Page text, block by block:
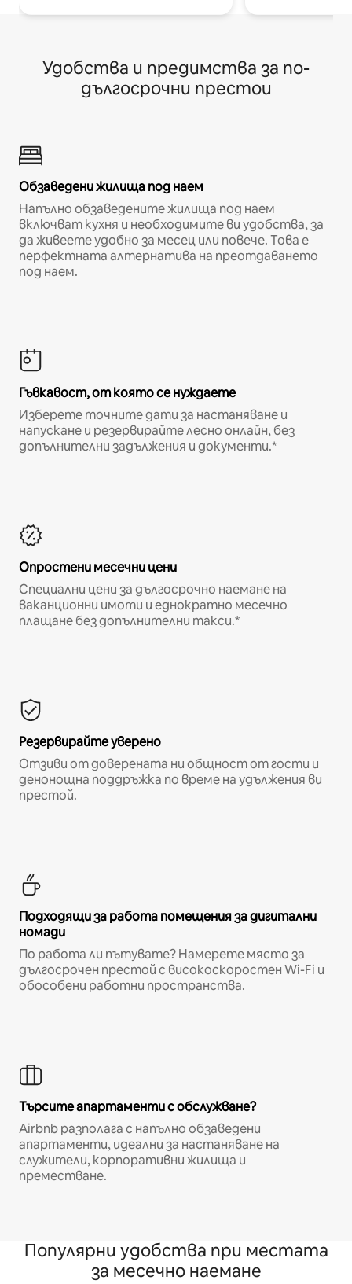
Удобства и предимства за по-
дългосрочни престои
Обзаведени жилища под наем
Напълно обзаведените жилища под наем
включват кухня и необходимите ви удобства, за
да живеете удобно за месец или повече. Това е
перфектната алтернатива на преотдаването
под наем.
Гъвкавост, от която се нуждаете
Изберете точните дати за настаняване и
напускане и резервирайте лесно онлайн, без
допълнителни задължения и документи.*
Опростени месечни цени
Специални цени за дългосрочно наемане на
ваканционни имоти и еднократно месечно
плащане без допълнителни такси.*
Резервирайте уверено
Отзиви от доверената ни общност от гости и
денонощна поддръжка по време на удължения ви
престой.
Подходящи за работа помещения за дигитални
номади
По работа ли пътувате? Намерете място за
дългосрочен престой с високоскоростен Wi-Fi и
обособени работни пространства.
Търсите апартаменти с обслужване?
Airbnb разполага с напълно обзаведени
апартаменти, идеални за настаняване на
служители, корпоративни жилища и
преместване.
Популярни удобства при местата
за месечно наемане